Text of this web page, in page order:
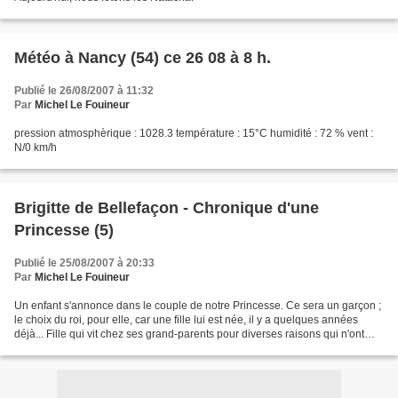
Météo à Nancy (54) ce 26 08 à 8 h.
Publié le 26/08/2007 à 11:32
Par Michel Le Fouineur
pression atmosphèrique : 1028.3 température : 15°C humidité : 72 % vent :
N/0 km/h
Brigitte de Bellefaçon - Chronique d'une
Princesse (5)
Publié le 25/08/2007 à 20:33
Par Michel Le Fouineur
Un enfant s'annonce dans le couple de notre Princesse. Ce sera un garçon ;
le choix du roi, pour elle, car une fille lui est née, il y a quelques années
déjà... Fille qui vit chez ses grand-parents pour diverses raisons qui n'ont